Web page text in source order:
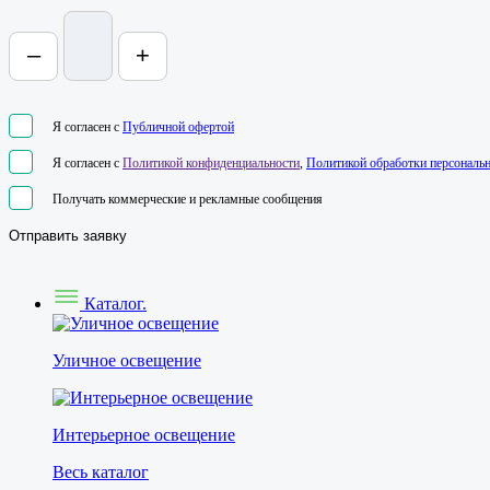
– +
Я согласен с Публичной офертой
Я согласен с Политикой конфиденциальности, Политикой обработки
Получать коммерческие и рекламные сообщения
Отправить заявку
Каталог.
Уличное освещение
Интерьерное освещение
Весь каталог